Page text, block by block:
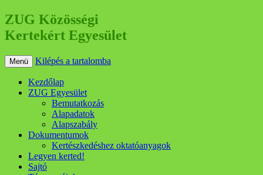
ZUG Közösségi
Kertekért Egyesület
Menü Kilépés a tartalomba
Kezdőlap
ZUG Egyesület
Bemutatkozás
Alapadatok
Alapszabály
Dokumentumok
Kertészkedéshez oktatóanyagok
Legyen kerted!
Sajtó